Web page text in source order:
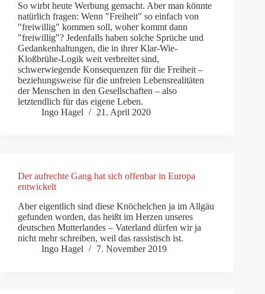
So wirbt heute Werbung gemacht. Aber man könnte
natürlich fragen: Wenn "Freiheit" so einfach von
"freiwillig" kommen soll, woher kommt dann
"freiwillig"? Jedenfalls haben solche Sprüche und
Gedankenhaltungen, die in ihrer Klar-Wie-
Kloßbrühe-Logik weit verbreitet sind,
schwerwiegende Konsequenzen für die Freiheit –
beziehungsweise für die unfreien Lebensrealitäten
der Menschen in den Gesellschaften – also
letztendlich für das eigene Leben.
Ingo Hagel
21. April 2020
Der aufrechte Gang hat sich offenbar in Europa
entwickelt
Aber eigentlich sind diese Knöchelchen ja im Allgäu
gefunden worden, das heißt im Herzen unseres
deutschen Mutterlandes – Vaterland dürfen wir ja
nicht mehr schreiben, weil das rassistisch ist.
Ingo Hagel
7. November 2019